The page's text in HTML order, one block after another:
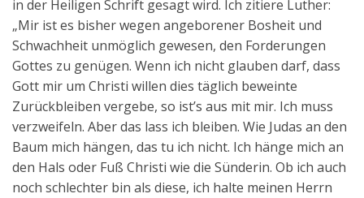
in der Heiligen Schrift gesagt wird. Ich zitiere Luther:
„Mir ist es bisher wegen angeborener Bosheit und
Schwachheit unmöglich gewesen, den Forderungen
Gottes zu genügen. Wenn ich nicht glauben darf, dass
Gott mir um Christi willen dies täglich beweinte
Zurückbleiben vergebe, so ist’s aus mit mir. Ich muss
verzweifeln. Aber das lass ich bleiben. Wie Judas an den
Baum mich hängen, das tu ich nicht. Ich hänge mich an
den Hals oder Fuß Christi wie die Sünderin. Ob ich auch
noch schlechter bin als diese, ich halte meinen Herrn